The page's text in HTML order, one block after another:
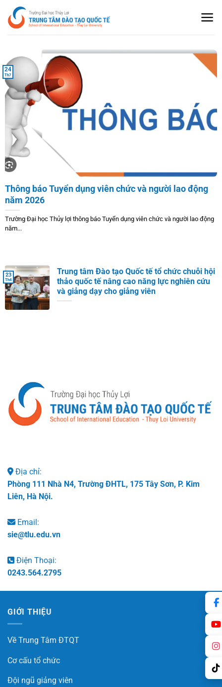
qua
Thông báo Tuyển dụng viên chức và người lao động
năm 2026
Trường Đại học Thủy lợi thông báo Tuyển dụng viên chức và người lao động
năm...
24
Th7
Trung tâm Đào tạo Quốc tế tổ chức chuỗi hội
thảo quốc tế nâng cao năng lực nghiên cứu
và giảng dạy cho giảng viên
23
Th4
Địa chỉ:
Phòng 111 Nhà N4, Trường ĐHTL, 175 Tây Sơn, P. Kim
Liên, Hà Nội.
Email:
sie@tlu.edu.vn
Điện Thoại:
0243.564.2795
GIỚI THIỆU
Về Trung Tâm ĐTQT
Cơ cấu tổ chức
Đội ngũ giảng viên